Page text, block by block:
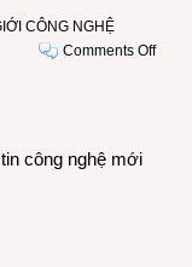
CÔNG NGHỆ
Comments Offon
công nghệ mới